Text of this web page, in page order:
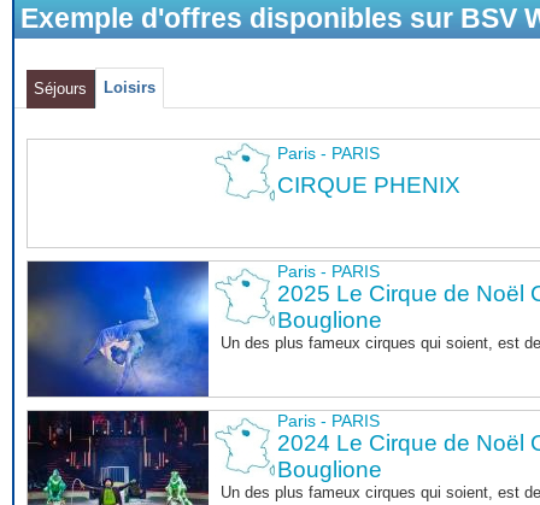
Exemple d'offres disponibles sur BSV
Séjours Loisirs
Paris - PARIS
CIRQUE PHENIX
Paris - PARIS
2025 Le Cirque de Noël
Bouglione
Un des plus fameux cirques qui soient, est
Paris - PARIS
2024 Le Cirque de Noël
Bouglione
Un des plus fameux cirques qui soient, est